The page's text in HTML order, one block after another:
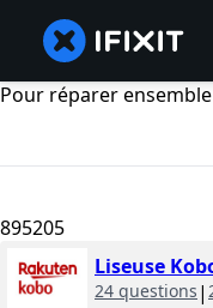
Pour réparer
895205
Liseuse
24 questions |